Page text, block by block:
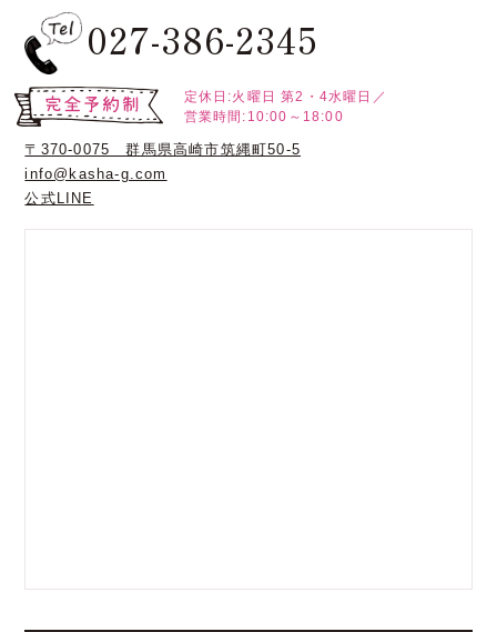
027-386-2345
定休日:火曜日 第2・4水曜日／
営業時間:10:00～18:00
〒370-0075 群馬県高崎市筑縄町50-5
info@kasha-g.com
公式LINE